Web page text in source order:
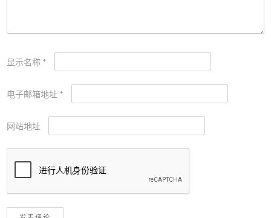
显示名称 *
电子邮箱地址 *
网站地址